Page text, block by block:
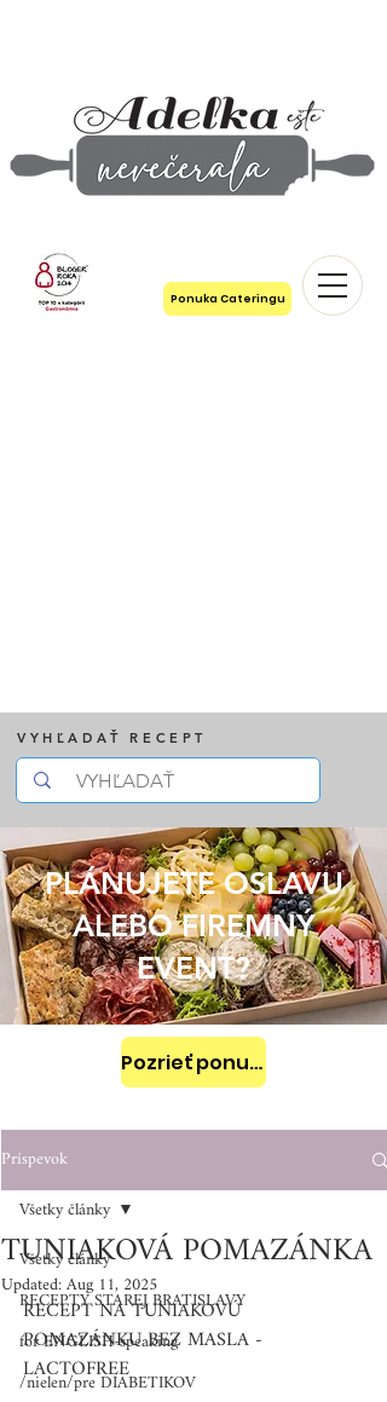
Ponuka Cateringu
VYHĽADAŤ RECEPT
PLÁNUJETE OSLAVU
ALEBO FIREMNÝ
EVENT?
Pozrieť ponuku
Príspevok
Všetky články
RECEPTY STAREJ BRATISLAVY
for ENGLISH-speaking
/nielen/pre DIABETIKOV
Všetky články
TUNIAKOVÁ POMAZÁNKA
Updated:Aug 11, 2025
RECEPT NA TUNIAKOVÚ
POMAZÁNKU BEZ MASLA -
LACTOFREE